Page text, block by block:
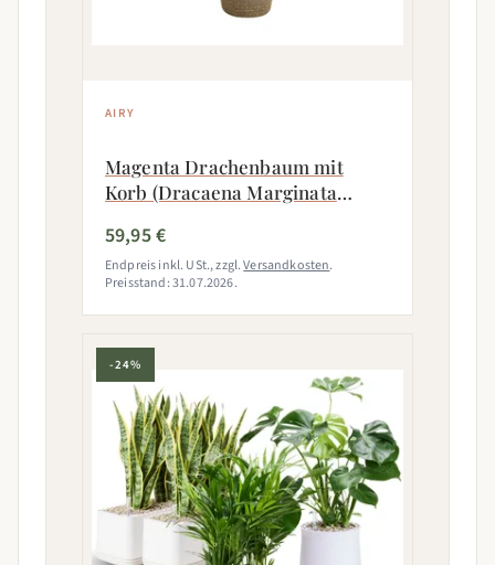
AIRY
Magenta Drachenbaum mit
Korb (Dracaena Marginata
59,95 €
Endpreis inkl. USt., zzgl.Versandkosten.
Preisstand: 31.07.2026.
-24%